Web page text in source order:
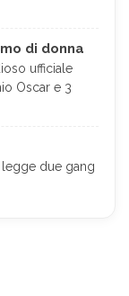
di donna
ufficiale
Oscar e 3
legge due gang